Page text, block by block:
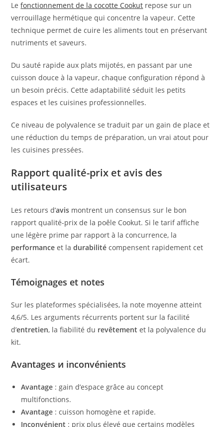
Lefonctionnement de la cocotte Cookut repose sur un
verrouillage hermétique qui concentre la vapeur. Cette
technique permet de cuire les aliments tout en préservant
nutriments et saveurs.
Du sauté rapide aux plats mijotés, en passant par une
cuisson douce à la vapeur, chaque configuration répond à
un besoin précis. Cette adaptabilité séduit les petits
espaces et les cuisines professionnelles.
Ce niveau de polyvalence se traduit par un gain de place et
une réduction du temps de préparation, un vrai atout pour
les cuisines pressées.
Rapport qualité-prix et avis des
utilisateurs
Les retours d’avis montrent un consensus sur le bon
rapport qualité-prix de la poêle Cookut. Si le tarif affiche
une légère prime par rapport à la concurrence, la
performance et ladurabilité compensent rapidement cet
écart.
Témoignages et notes
Sur les plateformes spécialisées, la note moyenne atteint
4,6/5. Les arguments récurrents portent sur la facilité
d’entretien, la fiabilité du revêtement et la polyvalence du
kit.
Avantages и inconvénients
Avantage : gain d’espace grâce au concept
multifonctions.
Avantage : cuisson homogène et rapide.
Inconvénient : prix plus élevé que certains modèles